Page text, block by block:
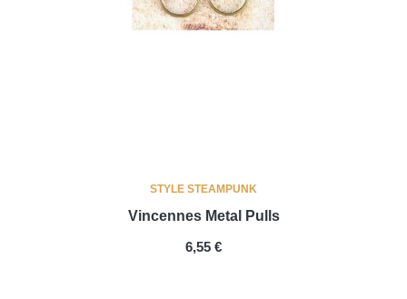
STYLE STEAMPUNK
Vincennes Metal Pulls
PRIX
6,55 €